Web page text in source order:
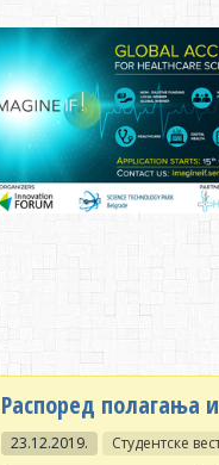
Распоред полагања
23.12.2019. Студентске